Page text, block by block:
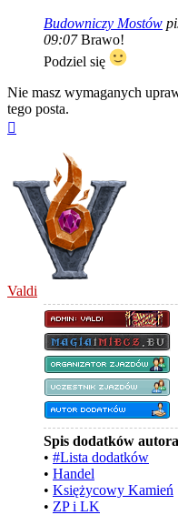
Budowniczy Mostów
09:07Brawo!
Podziel się
Nie masz wymaganych
tego posta.
Valdi
Spis dodatków
• #Lista dodatków
• Handel
• Księżycowy Kamień
• ZP i LK